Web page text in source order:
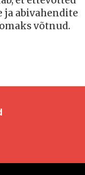
ja abivahendite
võtnud.